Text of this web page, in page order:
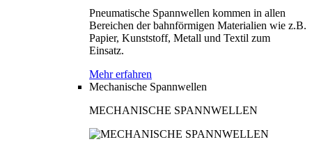
Pneumatische Spannwellen kommen in allen
Bereichen der bahnförmigen Materialien wie z.B.
Papier, Kunststoff, Metall und Textil zum
Einsatz.
Mehr erfahren
Mechanische Spannwellen
MECHANISCHE SPANNWELLEN